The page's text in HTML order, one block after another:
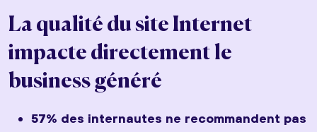
La qualité du site Internet
impacte directement le
business généré
57% des internautes ne recommandent pas